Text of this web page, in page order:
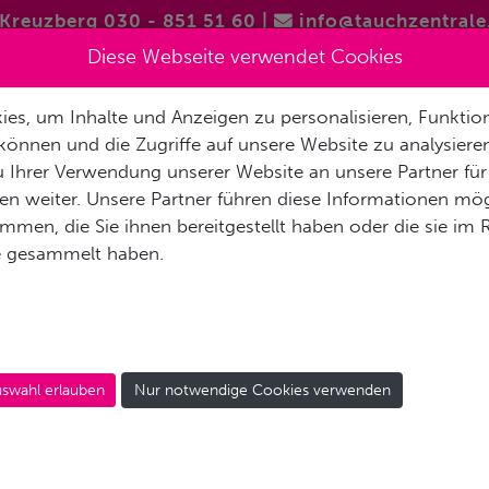
Kreuzberg 030 - 851 51 60
/ APNOE VERMIETUNG & SERVICE REISEN
FILMSET POOL
Diese Webseite verwendet Cookies
um Inhalte und Anzeigen zu personalisieren,
und die Zugriffe auf unsere Website zu
Verwendung unserer Website an unsere Partner für
weiter. Unsere Partner führen diese Informationen
die Sie ihnen bereitgestellt haben oder die sie im
haben.
erlauben Nur notwendige Cookies verwenden